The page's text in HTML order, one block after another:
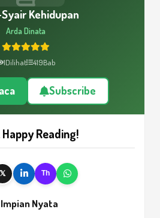
Kehidupan
Arda Dinata
1Dilihat 419Bab
Subscribe
Reading!
𝕏 Th
Nyata